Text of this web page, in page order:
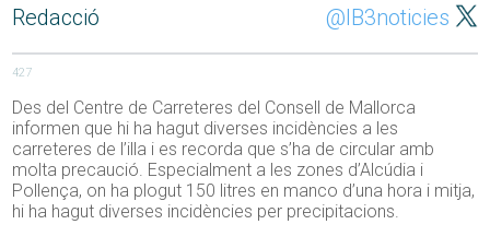
Redacció @IB3noticies
427
Des del Centre de Carreteres del Consell de Mallorca
informen que hi ha hagut diverses incidències a les
carreteres de l’illa i es recorda que s’ha de circular amb
molta precaució. Especialment a les zones d’Alcúdia i
Pollença, on ha plogut 150 litres en manco d’una hora i mitja,
hi ha hagut diverses incidències per precipitacions.